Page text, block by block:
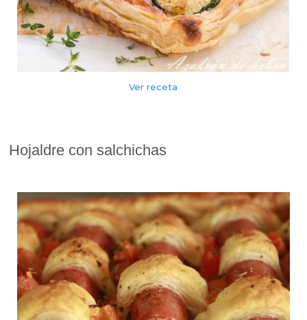
Ver receta
Hojaldre con salchichas